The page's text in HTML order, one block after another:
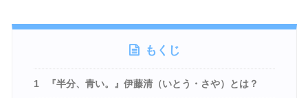
もくじ
1 『半分、青い。』伊藤清（いとう・さや）とは？